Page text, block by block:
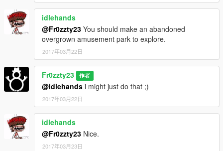
*Warning*
may cause low spec pc's to have fps drop
idlehands
@Fr0zzty23 You should make an abandoned
overgrown amusement park to explore.
2017年03月22日
Fr0zzty23 作者
@idlehands i might just do that ;)
2017年03月22日
idlehands
@Fr0zzty23 Nice.
2017年03月23日